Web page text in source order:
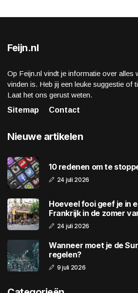
Feijn.nl
Op Feijn.nl vindt je informatie over alles
vinden is. Heb jij een leuke suggestie of
Laat het ons gerust weten.
Sitemap
Contact
Nieuwe artikelen
10 redenen om te
24 juli 2026
Hoeveel fooi geef je in
Frankrijk in de zomer
24 juli 2026
Wanneer moet je de
regelen?
9 juli 2026